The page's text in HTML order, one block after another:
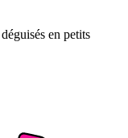
en petits